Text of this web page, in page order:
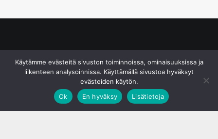
Käytämme evästeitä sivuston toiminnoissa, ominaisuuksissa ja
liikenteen analysoinnissa. Käyttämällä sivustoa hyväksyt
evästeiden käytön.
Ok
En hyväksy Lisätietoja